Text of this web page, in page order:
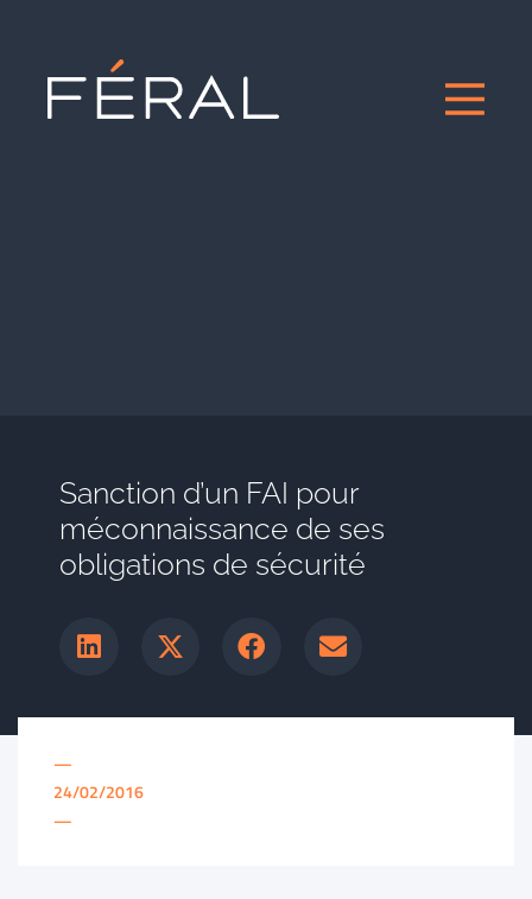
Sanction d’un FAI pour
méconnaissance de ses
obligations de sécurité
—
24/02/2016
—